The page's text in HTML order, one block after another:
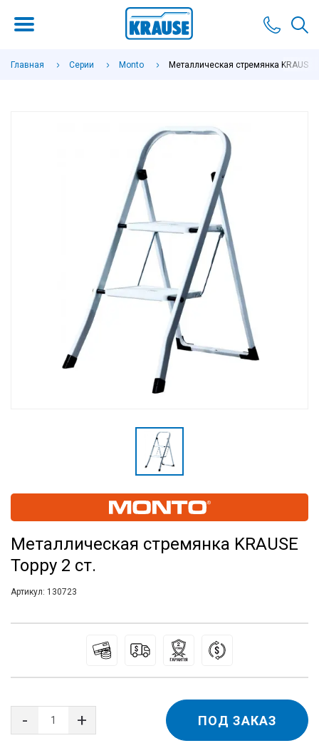
Главная Серии Monto Металлическая стремянка KRAUSE
Металлическая стремянка KRAUSE
Toppy 2 ст.
Артикул: 130723
ПОД ЗАКАЗ